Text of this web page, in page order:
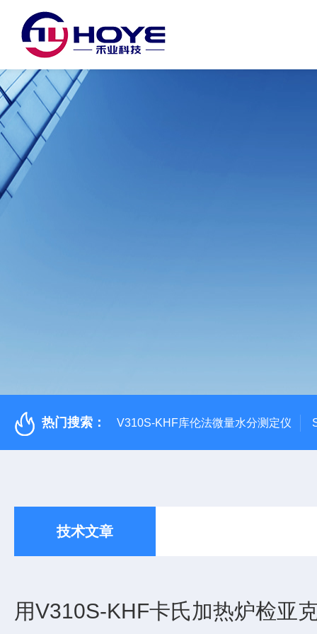
热门搜索： V310S-KHF库伦法微量水分测定仪
技术文章
用V310S-KHF卡氏加热炉检亚